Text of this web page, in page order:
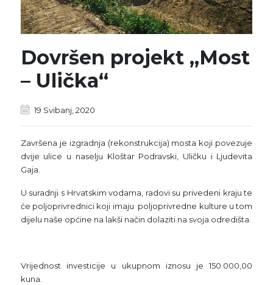
Dovršen projekt „Most
– Ulička“
19 Svibanj, 2020
Završena je izgradnja (rekonstrukcija) mosta koji povezuje
dvije ulice u naselju Kloštar Podravski, Uličku i Ljudevita
Gaja.
U suradnji s Hrvatskim vodama, radovi su privedeni kraju te
će poljoprivrednici koji imaju poljoprivredne kulture u tom
dijelu naše općine na lakši način dolaziti na svoja odredišta.
Vrijednost investicije u ukupnom iznosu je 150.000,00
kuna.